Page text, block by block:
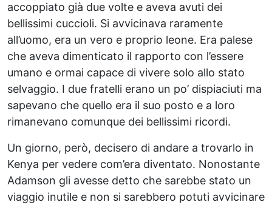
accoppiato già due volte e aveva avuti dei
bellissimi cuccioli. Si avvicinava raramente
all’uomo, era un vero e proprio leone. Era palese
che aveva dimenticato il rapporto con l’essere
umano e ormai capace di vivere solo allo stato
selvaggio. I due fratelli erano un po’ dispiaciuti ma
sapevano che quello era il suo posto e a loro
rimanevano comunque dei bellissimi ricordi.
Un giorno, però, decisero di andare a trovarlo in
Kenya per vedere com’era diventato. Nonostante
Adamson gli avesse detto che sarebbe stato un
viaggio inutile e non si sarebbero potuti avvicinare